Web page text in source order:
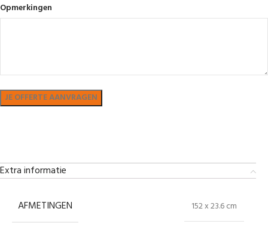
Opmerkingen
Extra informatie
AFMETINGEN 152 x 23.6 cm